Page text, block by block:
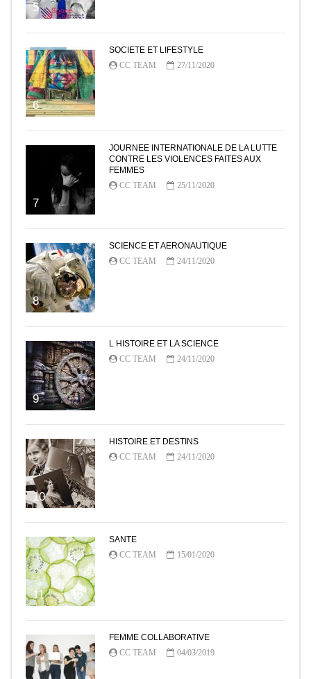
5
6
SOCIETE ET LIFESTYLE
CC TEAM
27/11/2020
7
JOURNEE INTERNATIONALE DE LA LUTTE
CONTRE LES VIOLENCES FAITES AUX
FEMMES
CC TEAM
25/11/2020
8
SCIENCE ET AERONAUTIQUE
CC TEAM
24/11/2020
9
L HISTOIRE ET LA SCIENCE
CC TEAM
24/11/2020
10
HISTOIRE ET DESTINS
CC TEAM
24/11/2020
11
SANTE
CC TEAM
15/01/2020
FEMME COLLABORATIVE
CC TEAM
04/03/2019